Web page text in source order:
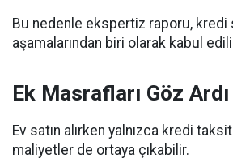
Bu nedenle ekspertiz raporu, kredi
aşamalarından biri olarak kabul
Ek Masrafları Göz
Ev satın alırken yalnızca kredi
maliyetler de ortaya çıkabilir.